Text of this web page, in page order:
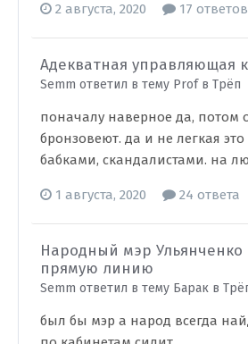
2 августа, 2020 17 ответов
Адекватная управляющая
Semm ответил в тему Prof в Трёп
поначалу наверное да, потом
бронзовеют. да и не легкая это
бабками, скандалистами. на
1 августа, 2020 24 ответа
Народный мэр Ульянченко
прямую линию
Semm ответил в тему Барак в
был бы мэр а народ всегда